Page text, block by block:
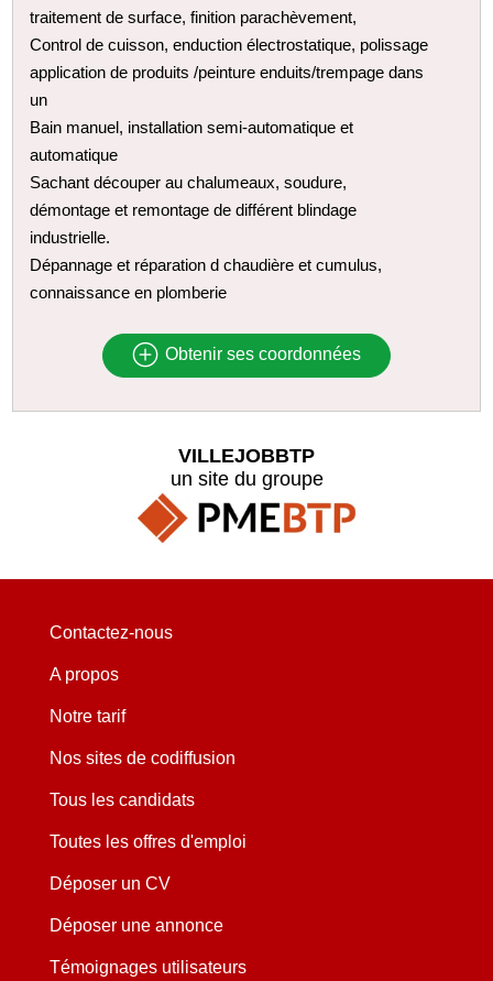
traitement de surface, finition parachèvement,
Control de cuisson, enduction électrostatique, polissage
application de produits /peinture enduits/trempage dans
un
Bain manuel, installation semi-automatique et
automatique
Sachant découper au chalumeaux, soudure,
démontage et remontage de différent blindage
industrielle.
Dépannage et réparation d chaudière et cumulus,
connaissance en plomberie
Obtenir ses coordonnées
VILLEJOBBTP
un site du groupe
Contactez-nous
A propos
Notre tarif
Nos sites de codiffusion
Tous les candidats
Toutes les offres d'emploi
Déposer un CV
Déposer une annonce
Témoignages utilisateurs